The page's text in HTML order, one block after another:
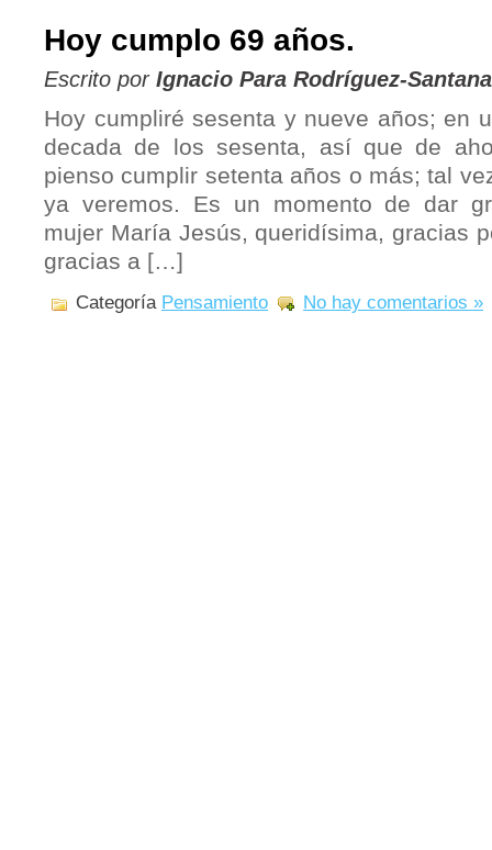
Hoy cumplo 69 años.
Escrito por Ignacio Para Rodríguez-Santana
Hoy cumpliré sesenta y nueve años; en
decada de los sesenta, así que de
pienso cumplir setenta años o más; tal
ya veremos. Es un momento de dar
mujer María Jesús, queridísima, gracias
gracias a […]
Categoría Pensamiento No hay comentarios »